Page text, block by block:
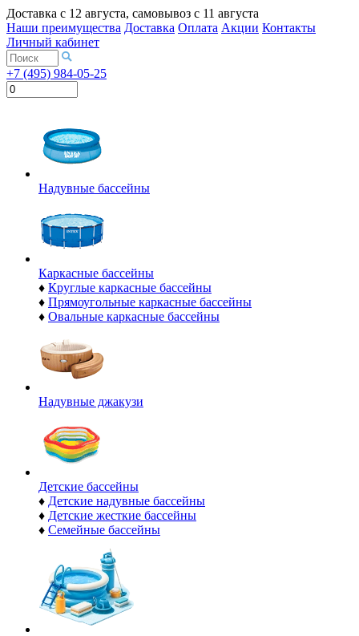
Доставка с 12 августа, самовывоз с 11 августа
Наши преимущества Доставка Оплата Акции Контакты
Личный кабинет
+7 (495) 984-05-25
Надувные бассейны
Каркасные бассейны
♦ Круглые каркасные бассейны
♦ Прямоугольные каркасные бассейны
♦ Овальные каркасные бассейны
Надувные джакузи
Детские бассейны
♦ Детские надувные бассейны
♦ Детские жесткие бассейны
♦ Семейные бассейны